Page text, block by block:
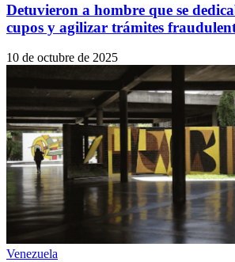
Detuvieron a hombre que se
cupos y agilizar trámites
10 de octubre de 2025
Venezuela